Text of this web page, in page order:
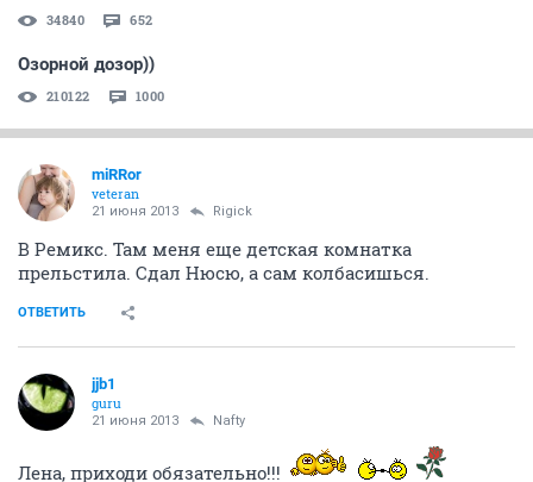
34840 652
Озорной дозор))
210122 1000
miRRor
veteran
21 июня 2013 Rigick
В Ремикс. Там меня еще детская комнатка
прельстила. Сдал Нюсю, а сам колбасишься.
ОТВЕТИТЬ
jjb1
guru
21 июня 2013 Nafty
Лена, приходи обязательно!!!